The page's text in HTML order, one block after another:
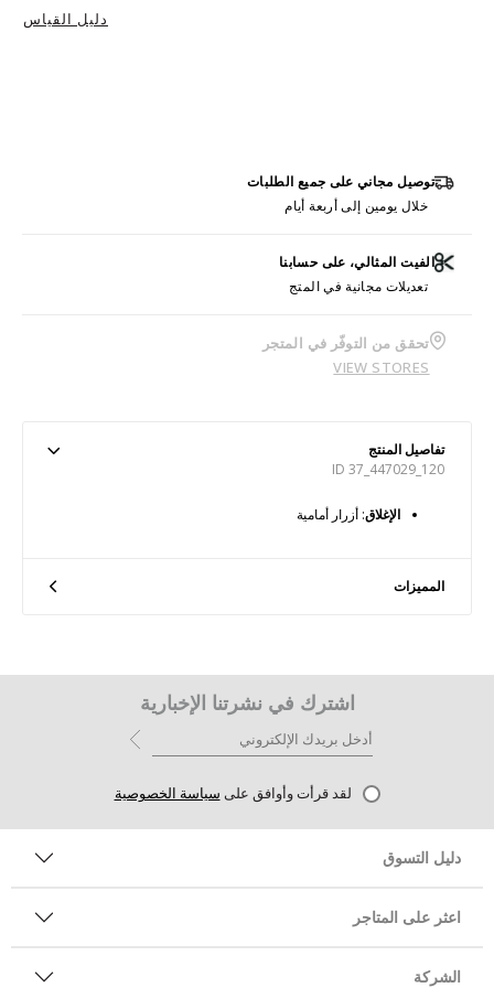
دليل القياس
توصيل مجاني على جميع الطلبات
خلال يومين إلى أربعة أيام
الفيت المثالي، على حسابنا
تعديلات مجانية في المتج
تحقق من التوفّر في المتجر
VIEW STORES
تفاصيل المنتج
ID 37_447029_120
الإغلاق: أزرار أمامية
المميزات
اشترك في نشرتنا الإخبارية
لقد قرأت وأوافق على سياسة الخصوصية
دليل التسوق
اعثر على المتاجر
الشركة